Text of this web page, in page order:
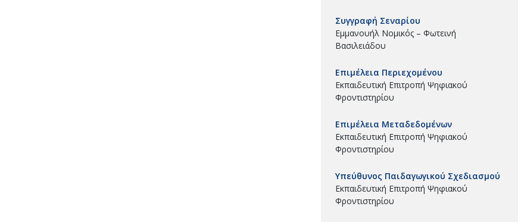
Συγγραφή Σεναρίου
Εμμανουήλ Νομικός – Φωτεινή
Βασιλειάδου
Επιμέλεια Περιεχομένου
Εκπαιδευτική Επιτροπή Ψηφιακού
Φροντιστηρίου
Επιμέλεια Μεταδεδομένων
Εκπαιδευτική Επιτροπή Ψηφιακού
Φροντιστηρίου
Υπεύθυνος Παιδαγωγικού Σχεδιασμού
Εκπαιδευτική Επιτροπή Ψηφιακού
Φροντιστηρίου